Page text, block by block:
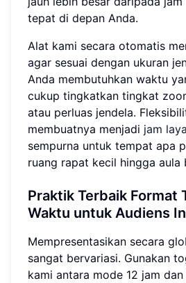
tepat di depan Anda.
Alat kami secara otomatis
agar sesuai dengan ukuran
Anda membutuhkan waktu
cukup tingkatkan tingkat
atau perluas jendela.
membuatnya menjadi jam
sempurna untuk tempat apa
ruang rapat kecil hingga aula
Praktik Terbaik Format
Waktu untuk Audiens
Mempresentasikan secara
sangat bervariasi. Gunakan
kami antara mode 12 jam